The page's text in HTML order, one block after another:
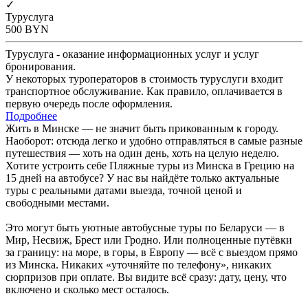
✓
Туруслуга
500 BYN
Туруслуга - оказание информационных услуг и услуг
бронирования.
У некоторых туроператоров в стоимость туруслуги входит
транспортное обслуживание. Как правило, оплачивается в
первую очередь после оформления.
Подробнее
Жить в Минске — не значит быть прикованным к городу.
Наоборот: отсюда легко и удобно отправляться в самые разные
путешествия — хоть на один день, хоть на целую неделю.
Хотите устроить себе Пляжные туры из Минска в Грецию на
15 дней на автобусе? У нас вы найдёте только актуальные
туры с реальными датами выезда, точной ценой и
свободными местами.
Это могут быть уютные автобусные туры по Беларуси — в
Мир, Несвиж, Брест или Гродно. Или полноценные путёвки
за границу: на море, в горы, в Европу — всё с выездом прямо
из Минска. Никаких «уточняйте по телефону», никаких
сюрпризов при оплате. Вы видите всё сразу: дату, цену, что
включено и сколько мест осталось.